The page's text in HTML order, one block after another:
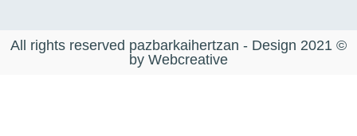
© 2021 All rights reserved pazbarkaihertzan - Design
by Webcreative